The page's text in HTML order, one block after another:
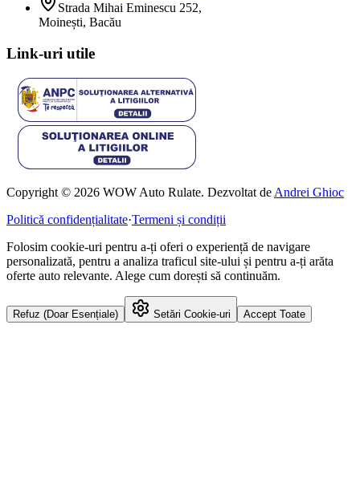
Strada Mihai Eminescu 252,
Moinești, Bacău
Link-uri utile
Copyright © 2026 WOW Auto Rulate. Dezvoltat de Andrei Ghioc
Politică confidențialitate·Termeni și condiții
Folosim cookie-uri pentru a-ți oferi o experiență de navigare
personalizată, pentru a analiza traficul site-ului și pentru a-ți arăta
oferte auto relevante. Alege cum dorești să continuăm.
Refuz (Doar Esențiale) Setări Cookie-uri Accept Toate